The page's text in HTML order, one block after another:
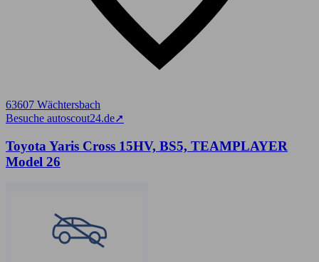
63607 Wächtersbach
Besuche autoscout24.de➚
Toyota Yaris Cross 15HV, BS5, TEAMPLAYER
Model 26